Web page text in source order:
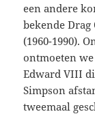
een andere
bekende
(1960-1990).
ontmoeten
Edward VIII
Simpson
tweemaal